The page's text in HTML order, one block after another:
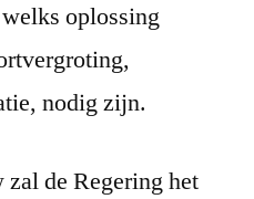
oplossing
nodig zijn.
de Regering het